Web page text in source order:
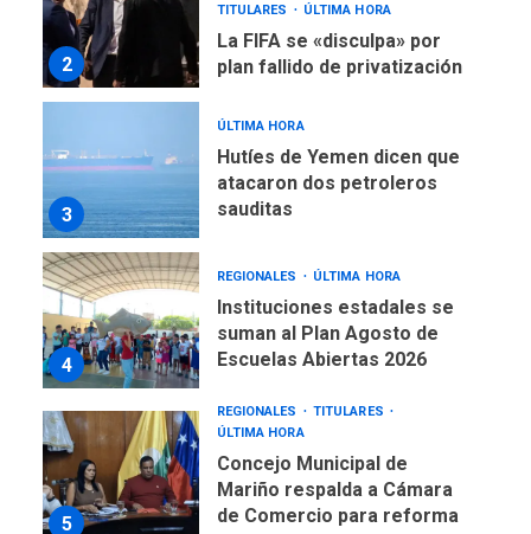
3
ÚLTIMA HORA
Hutíes de Yemen dicen que
atacaron dos petroleros
4
REGIONALES ÚLTIMA HORA
Instituciones estadales se
suman al Plan Agosto de
5
REGIONALES
TITULARES
ÚLTIMA HORA
Concejo Municipal de
de Ley de Puerto Libre
POLÍTICA
TITULARES
ÚLTIMA HORA
CNP plantea incluir Libertad